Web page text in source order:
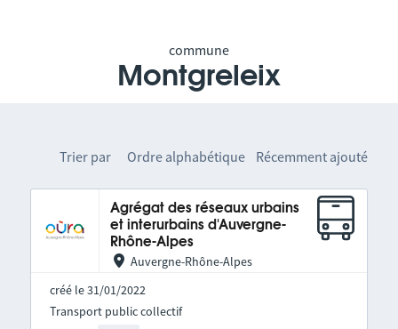
commune
Montgreleix
Trier par Ordre alphabétique Récemment ajouté
Agrégat des réseaux urbains
et interurbains d'Auvergne-
Rhône-Alpes
Auvergne-Rhône-Alpes
créé le 31/01/2022
Transport public collectif